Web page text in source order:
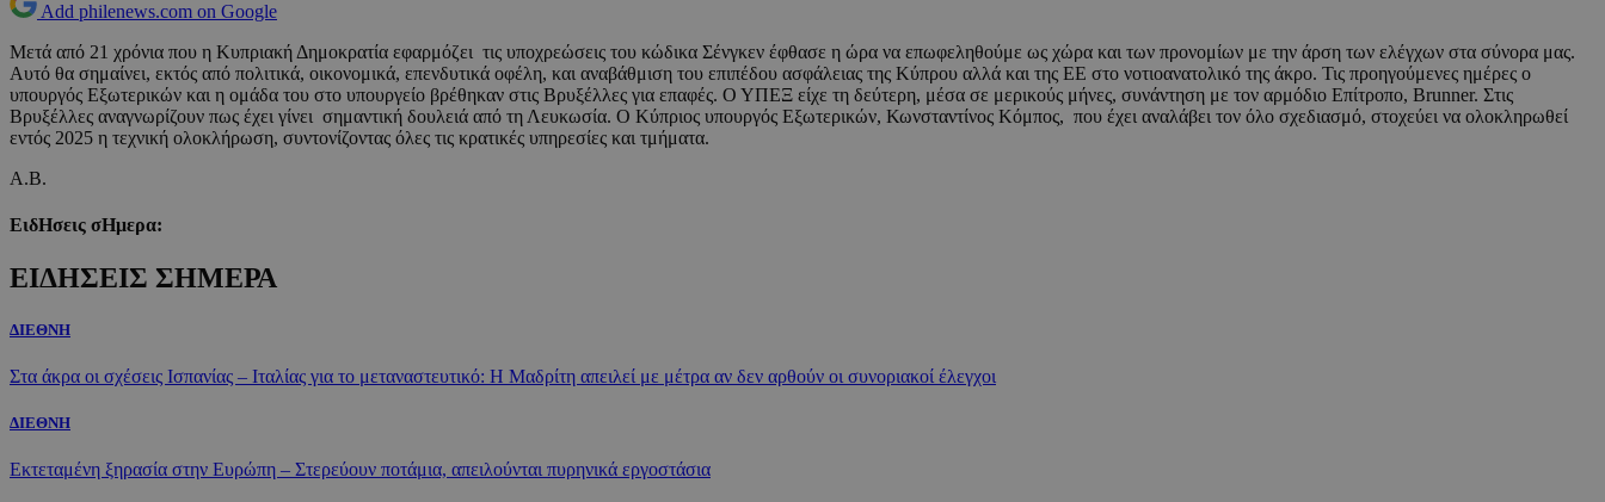
Add philenews.com on Google
Μετά από 21 χρόνια που η Κυπριακή Δημοκρατία εφαρμόζει τις υποχρεώσεις του κώδικα Σένγκεν έφθασε η ώρα να επωφεληθούμε ως χώρα και των προνομίων με την άρση των ελέγχων στα σύνορα μας.
Αυτό θα σημαίνει, εκτός από πολιτικά, οικονομικά, επενδυτικά οφέλη, και αναβάθμιση του επιπέδου ασφάλειας της Κύπρου αλλά και της ΕΕ στο νοτιοανατολικό της άκρο. Τις προηγούμενες ημέρες ο
υπουργός Εξωτερικών και η ομάδα του στο υπουργείο βρέθηκαν στις Βρυξέλλες για επαφές. Ο ΥΠΕΞ είχε τη δεύτερη, μέσα σε μερικούς μήνες, συνάντηση με τον αρμόδιο Επίτροπο, Brunner. Στις
Βρυξέλλες αναγνωρίζουν πως έχει γίνει σημαντική δουλειά από τη Λευκωσία. Ο Κύπριος υπουργός Εξωτερικών, Κωνσταντίνος Κόμπος, που έχει αναλάβει τον όλο σχεδιασμό, στοχεύει να ολοκληρωθεί
εντός 2025 η τεχνική ολοκλήρωση, συντονίζοντας όλες τις κρατικές υπηρεσίες και τμήματα.
Α.Β.
ΕιδΗσεις σΗμερα:
ΕΙΔΗΣΕΙΣ ΣΗΜΕΡΑ
ΔΙΕΘΝΗ
Στα άκρα οι σχέσεις Ισπανίας – Ιταλίας για το μεταναστευτικό: Η Μαδρίτη απειλεί με μέτρα αν δεν αρθούν οι συνοριακοί έλεγχοι
ΔΙΕΘΝΗ
Εκτεταμένη ξηρασία στην Ευρώπη – Στερεύουν ποτάμια, απειλούνται πυρηνικά εργοστάσια